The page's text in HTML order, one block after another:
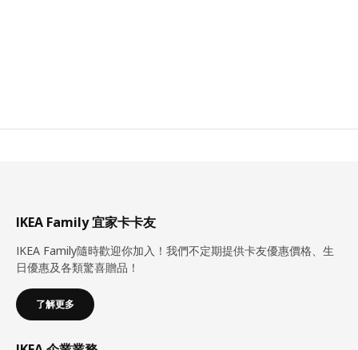
IKEA Family 宜家卡卡友
IKEA Family隨時歡迎你加入！我們不定期提供卡友優惠價格、生
日優惠及各類驚喜贈品！
了解更多